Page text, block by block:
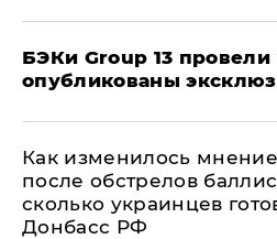
​БЭКи Group 13
опубликованы
Как изменилось
после обстрелов
сколько украинцев
Донбасс РФ